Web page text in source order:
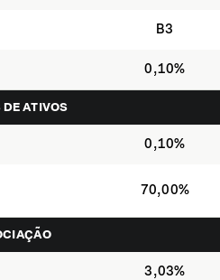
B3
0,10%
ATIVOS
0,10%
70,00%
3,03%